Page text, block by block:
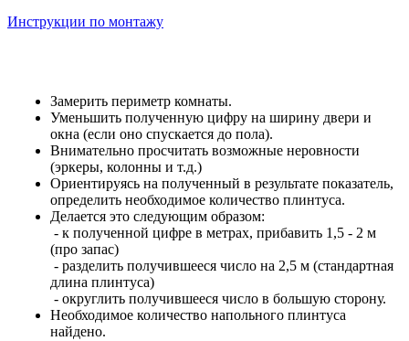
Инструкции по монтажу
Замерить периметр комнаты.
Уменьшить полученную цифру на ширину двери и
окна (если оно спускается до пола).
Внимательно просчитать возможные неровности
(эркеры, колонны и т.д.)
Ориентируясь на полученный в результате показатель,
определить необходимое количество плинтуса.
Делается это следующим образом:
- к полученной цифре в метрах, прибавить 1,5 - 2 м
(про запас)
- разделить получившееся число на 2,5 м (стандартная
длина плинтуса)
- округлить получившееся число в большую сторону.
Необходимое количество напольного плинтуса
найдено.